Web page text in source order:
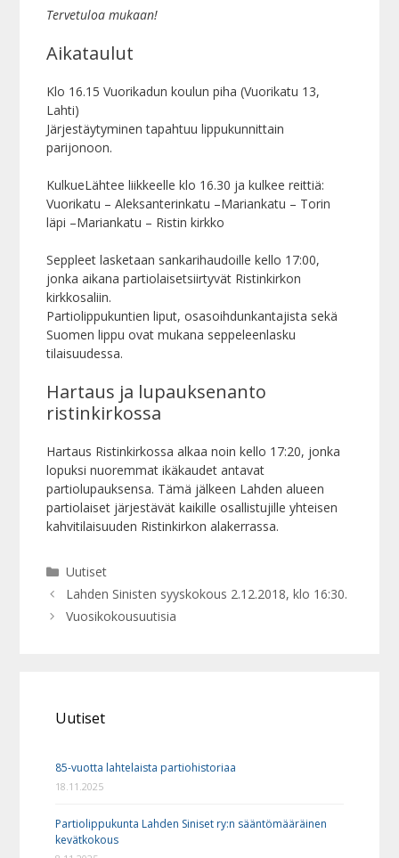
Tervetuloa mukaan!
Aikataulut
Klo 16.15 Vuorikadun koulun piha (Vuorikatu 13,
Lahti)
Järjestäytyminen tapahtuu lippukunnittain
parijonoon.
KulkueLähtee liikkeelle klo 16.30 ja kulkee reittiä:
Vuorikatu – Aleksanterinkatu –Mariankatu – Torin
läpi –Mariankatu – Ristin kirkko
Seppleet lasketaan sankarihaudoille kello 17:00,
jonka aikana partiolaisetsiirtyvät Ristinkirkon
kirkkosaliin.
Partiolippukuntien liput, osasoihdunkantajista sekä
Suomen lippu ovat mukana seppeleenlasku
tilaisuudessa.
Hartaus ja lupauksenanto
ristinkirkossa
Hartaus Ristinkirkossa alkaa noin kello 17:20, jonka
lopuksi nuoremmat ikäkaudet antavat
partiolupauksensa. Tämä jälkeen Lahden alueen
partiolaiset järjestävät kaikille osallistujille yhteisen
kahvitilaisuuden Ristinkirkon alakerrassa.
Kategoriat
Uutiset
Lahden Sinisten syyskokous 2.12.2018, klo 16:30.
Vuosikokousuutisia
Uutiset
85-vuotta lahtelaista partiohistoriaa
18.11.2025
Partiolippukunta Lahden Siniset ry:n sääntömääräinen
kevätkokous